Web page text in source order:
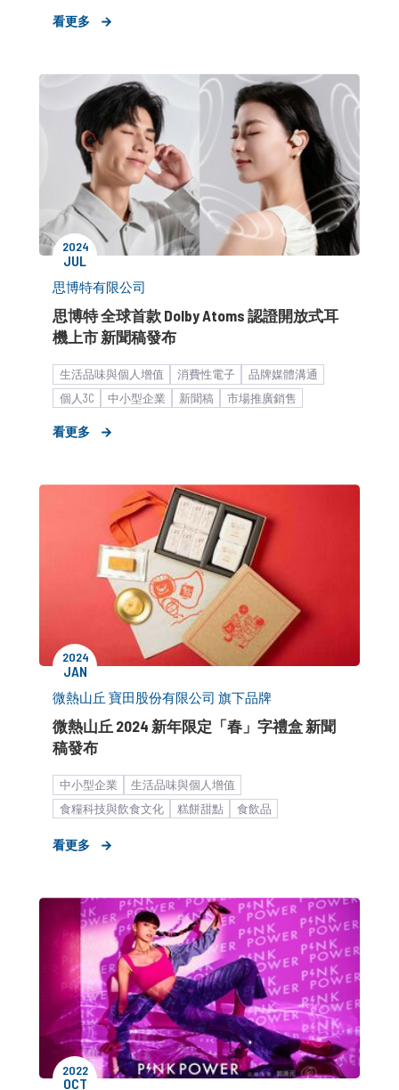
看更多
2024
JUL
思博特有限公司
思博特 全球首款 Dolby Atoms 認證開放式耳
機上市 新聞稿發布
生活品味與個人增值 消費性電子
品牌媒體溝通
個人3C
中小型企業 新聞稿 市場推廣銷售
看更多
2024
JAN
微熱山丘 寶田股份有限公司 旗下品牌
微熱山丘 2024 新年限定「春」字禮盒 新聞
稿發布
中小型企業
生活品味與個人增值
食糧科技與飲食文化
糕餅甜點
食飲品
公關顧問解決方案
看更多
2022
OCT